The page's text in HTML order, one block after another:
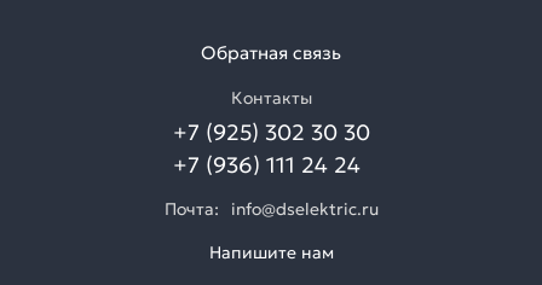
Обратная связь
Контакты
+7 (925) 302 30 30
+7 (936) 111 24 24
Почта:
info@dselektric.ru
Напишите нам